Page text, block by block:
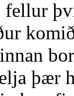
fellur
þær